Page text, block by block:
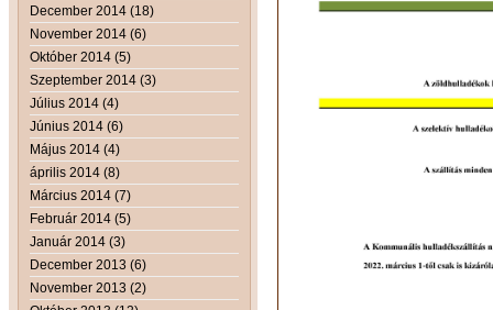
December 2014 (18)
November 2014 (6)
Október 2014 (5)
Szeptember 2014 (3)
Július 2014 (4)
Június 2014 (6)
Május 2014 (4)
április 2014 (8)
Március 2014 (7)
Február 2014 (5)
Január 2014 (3)
December 2013 (6)
November 2013 (2)